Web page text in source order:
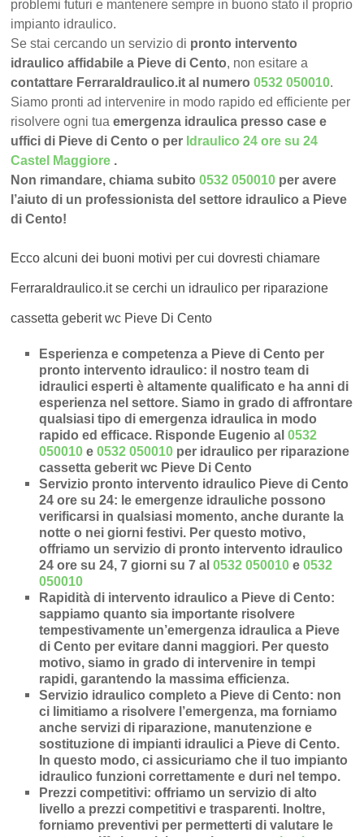
problemi futuri e mantenere sempre in buono stato il proprio
impianto idraulico.
Se stai cercando un servizio di pronto intervento
idraulico affidabile a Pieve di Cento, non esitare a
contattare FerraraIdraulico.it al numero0532 050010.
Siamo pronti ad intervenire in modo rapido ed efficiente per
risolvere ogni tuaemergenza idraulica presso case e
uffici di Pieve di Cento o per Idraulico 24 ore su 24
Castel Maggiore .
Non rimandare, chiama subito0532 050010 per avere
l’aiuto di un professionista del settore idraulico a Pieve
di Cento!
Ecco alcuni dei buoni motivi per cui dovresti chiamare
FerraraIdraulico.it se cerchi un idraulico per riparazione
cassetta geberit wc Pieve Di Cento
Esperienza e competenza a Pieve di Cento per
pronto intervento idraulico: il nostro team di
idraulici esperti è altamente qualificato e ha anni di
esperienza nel settore. Siamo in grado di affrontare
qualsiasi tipo di emergenza idraulica in modo
rapido ed efficace. Risponde Eugenio al0532
050010 e0532 050010 per idraulico per riparazione
cassetta geberit wc Pieve Di Cento
Servizio pronto intervento idraulico Pieve di Cento
24 ore su 24: le emergenze idrauliche possono
verificarsi in qualsiasi momento, anche durante la
notte o nei giorni festivi. Per questo motivo,
offriamo un servizio di pronto intervento idraulico
24 ore su 24, 7 giorni su 7 al0532 050010 e0532
050010
Rapidità di intervento idraulico a Pieve di Cento:
sappiamo quanto sia importante risolvere
tempestivamente un’emergenza idraulica a Pieve
di Cento per evitare danni maggiori. Per questo
motivo, siamo in grado di intervenire intempi
rapidi, garantendo la massima efficienza.
Servizio idraulico completo a Pieve di Cento: non
ci limitiamo a risolvere l’emergenza, ma forniamo
ancheservizi di riparazione, manutenzione e
sostituzione di impianti idraulici a Pieve di Cento.
In questo modo, ci assicuriamo che il tuo impianto
idraulico funzioni correttamente e duri nel tempo.
Prezzi competitivi: offriamo unservizio di alto
livello a prezzi competitivi e trasparenti. Inoltre,
forniamo preventivi per permetterti di valutare le